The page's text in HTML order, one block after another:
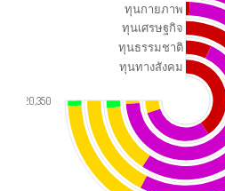
20,350
ทุนกายภาพ
ทุนเศรษฐกิจ
ทุนธรรมชาติ
ทุนทางสังคม